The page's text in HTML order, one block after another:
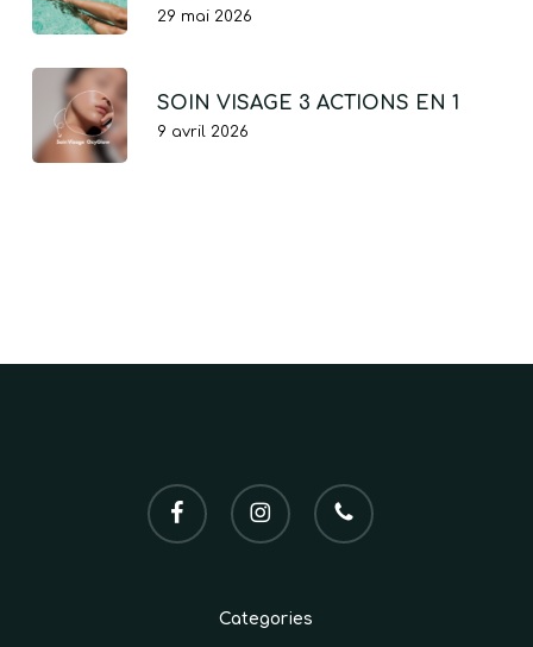
29 mai 2026
SOIN VISAGE 3 ACTIONS EN 1
9 avril 2026
facebook instagram phone
Categories